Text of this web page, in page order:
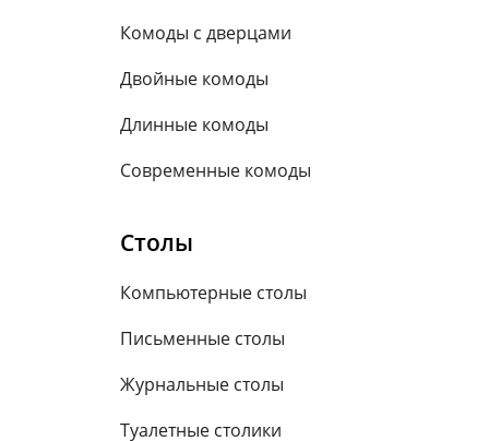
Комоды с дверцами
Двойные комоды
Длинные комоды
Современные комоды
Столы
Компьютерные столы
Письменные столы
Журнальные столы
Туалетные столики